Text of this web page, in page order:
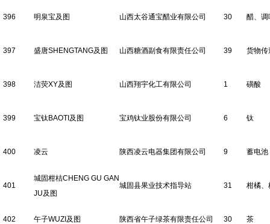
396 明泉宝及图 山西太谷通宝醋业有限公司 30 醋、调
397 盛唐SHENGTANG及图 山西糖酒副食有限责任公司 39 货物传
398 洁荧XY及图 山西翔宇化工有限公司 1 磺酸
399 宝钛BAOTI及图 宝鸡钛业股份有限公司 6 钛
400 凌云 陕西凌云电器集团有限公司 9 蓄电池
401
城固柑桔CHENG GU GAN
JU及图
城固县果业技术指导站 31 柑橘、
402 午子WUZI及图 陕西省午子绿茶有限责任公司 30 茶